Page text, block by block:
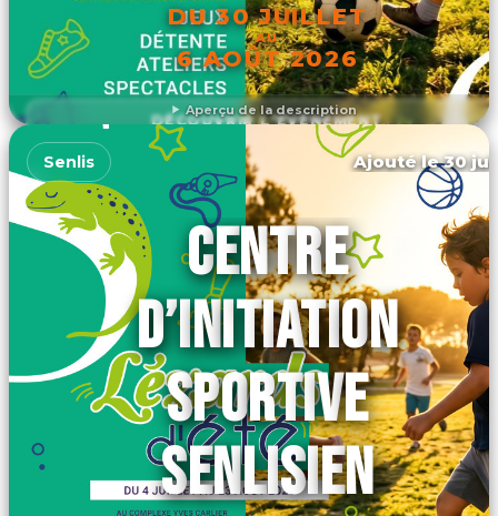
Aperçu de la description
DU 30 JUILLET
AU
6 AOÛT 2026
DÉCOUVRIR L'ÉVÉNEMENT
Senlis Ajouté le 30
CENTRE
D’INITIATION
SPORTIVE
SENLISIEN